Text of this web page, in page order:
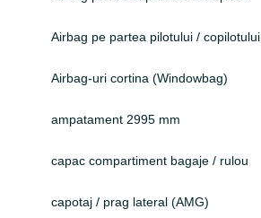
Airbag pe partea pilotului / copilotului
Airbag-uri cortina (Windowbag)
ampatament 2995 mm
capac compartiment bagaje / rulou
capotaj / prag lateral (AMG)